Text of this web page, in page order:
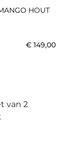
HOUT
€ 149,00